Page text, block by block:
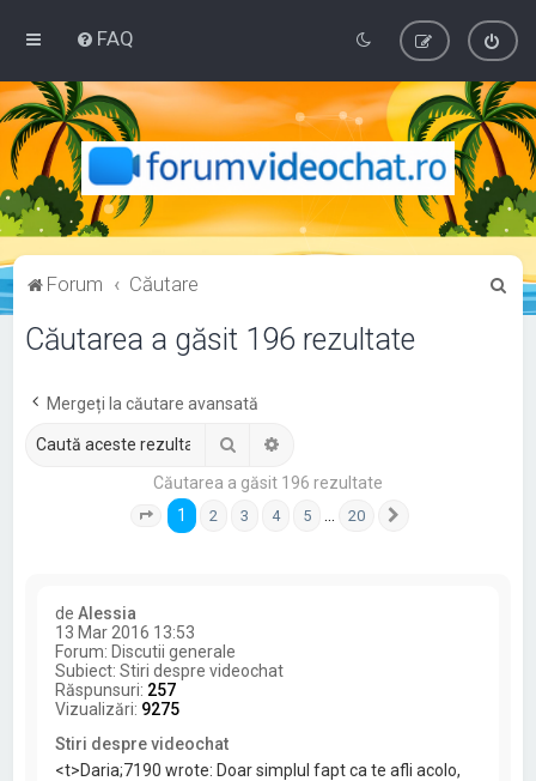
FAQ
Forum Căutare
Căutarea a găsit 196 rezultate
Mergeți la căutare avansată
Căutare
Căutarea a găsit 196 rezultate
Pagina 1din20
1 2 3 4 5 20
deAlessia
13 Mar 2016 13:53
Forum:Discutii generale
Subiect:Stiri despre videochat
Răspunsuri: 257
Vizualizări: 9275
Stiri despre videochat
<t>Daria;7190 wrote: Doar simplul fapt ca te afli acolo,